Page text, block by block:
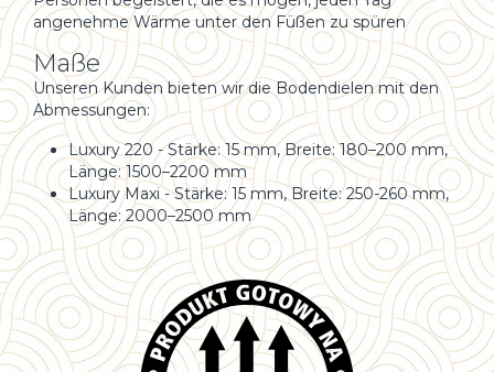
angenehme Wärme unter den Füßen zu spüren
Maße
Unseren Kunden bieten wir die Bodendielen mit den
Abmessungen:
Luxury 220 - Stärke: 15 mm, Breite: 180–200 mm,
Länge: 1500–2200 mm
Luxury Maxi - Stärke: 15 mm, Breite: 250-260 mm,
Länge: 2000–2500 mm